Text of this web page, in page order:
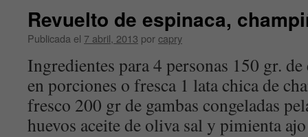
Revuelto de espinaca,
Publicada el 7 abril, 2013 porcapry
Ingredientes para 4 personas 150 gr. de
en porciones o fresca 1 lata chica de
fresco 200 gr de gambas congeladas
huevos aceite de oliva sal y pimienta